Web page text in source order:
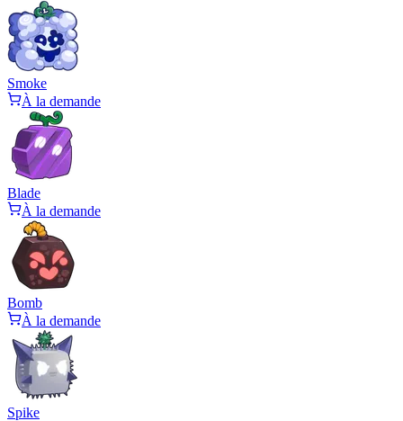
Smoke
À la demande
Blade
À la demande
Bomb
À la demande
Spike